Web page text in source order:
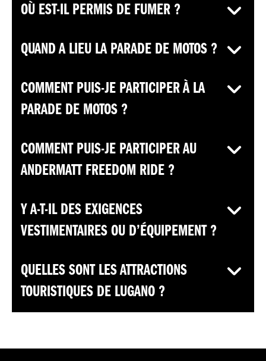
OÙ EST-IL PERMIS DE FUMER ?
QUAND A LIEU LA PARADE DE MOTOS ?
COMMENT PUIS-JE PARTICIPER À LA
PARADE DE MOTOS ?
COMMENT PUIS-JE PARTICIPER AU
ANDERMATT FREEDOM RIDE ?
Y A-T-IL DES EXIGENCES
VESTIMENTAIRES OU D’ÉQUIPEMENT ?
QUELLES SONT LES ATTRACTIONS
TOURISTIQUES DE LUGANO ?